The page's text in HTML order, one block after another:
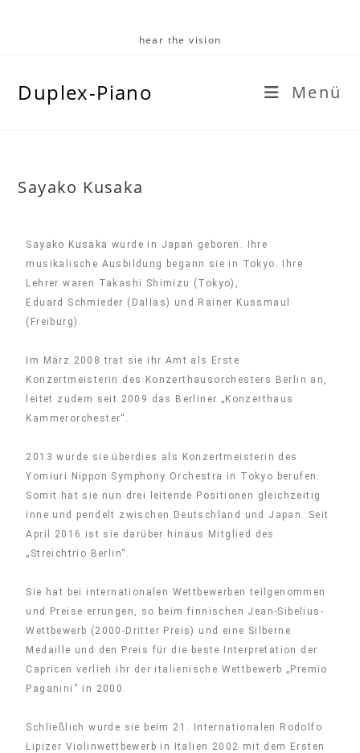
hear the vision
Duplex-Piano Menü
Sayako Kusaka
Sayako Kusaka wurde in Japan geboren. Ihre
musikalische Ausbildung begann sie in Tokyo. Ihre
Lehrer waren Takashi Shimizu (Tokyo),
Eduard Schmieder (Dallas) und Rainer Kussmaul
(Freiburg).
Im März 2008 trat sie ihr Amt als Erste
Konzertmeisterin des Konzerthausorchesters Berlin an,
leitet zudem seit 2009 das Berliner „Konzerthaus
Kammerorchester“.
2013 wurde sie überdies als Konzertmeisterin des
Yomiuri Nippon Symphony Orchestra in Tokyo berufen.
Somit hat sie nun drei leitende Positionen gleichzeitig
inne und pendelt zwischen Deutschland und Japan. Seit
April 2016 ist sie darüber hinaus Mitglied des
„Streichtrio Berlin“.
Sie hat bei internationalen Wettbewerben teilgenommen
und Preise errungen, so beim finnischen Jean-Sibelius-
Wettbewerb (2000-Dritter Preis) und eine Silberne
Medaille und den Preis für die beste Interpretation der
Capricen verlieh ihr der italienische Wettbewerb „Premio
Paganini“ in 2000.
Schließlich wurde sie beim 21. Internationalen Rodolfo
Lipizer Violinwettbewerb in Italien 2002 mit dem Ersten